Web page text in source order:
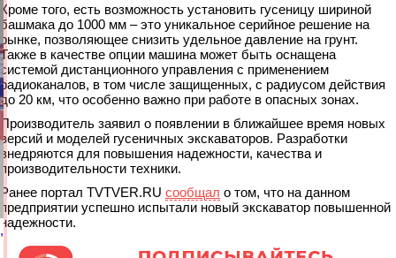
Кроме того, есть возможность установить гусеницу шириной
башмака до 1000 мм – это уникальное серийное решение на
рынке, позволяющее снизить удельное давление на грунт.
Также в качестве опции машина может быть оснащена
системой дистанционного управления с применением
радиоканалов, в том числе защищенных, с радиусом действия
до 20 км, что особенно важно при работе в опасных зонах.
Производитель заявил о появлении в ближайшее время новых
версий и моделей гусеничных экскаваторов. Разработки
внедряются для повышения надежности, качества и
производительности техники.
Ранее портал TVTVER.RU сообщал о том, что на данном
предприятии успешно испытали новый экскаватор повышенной
надежности.